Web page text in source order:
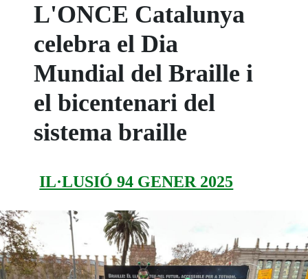
L'ONCE Catalunya
celebra el Dia
Mundial del Braille i
el bicentenari del
sistema braille
IL·LUSIÓ 94 GENER 2025